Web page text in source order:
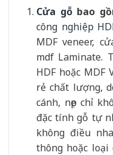
Cửa gỗbao
công nghiệp
MDF veneer,
mdf Laminate.
HDF hoặc MDF
rẻ chất lượng,
cánh, nẹp chỉ
đặc tính gỗ tự
không điều
thông hoặc loại